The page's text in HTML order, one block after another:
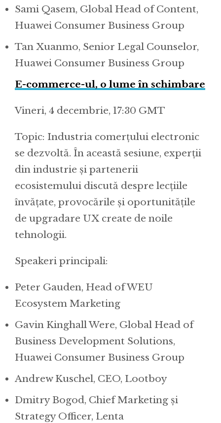
Sami Qasem, Global Head of Content,
Huawei Consumer Business Group
Tan Xuanmo, Senior Legal Counselor,
Huawei Consumer Business Group
E-commerce-ul, o lume în schimbare
Vineri, 4 decembrie, 17:30 GMT
Topic: Industria comerțului electronic
se dezvoltă. În această sesiune, experții
din industrie și partenerii
ecosistemului discută despre lecțiile
învățate, provocările și oportunitățile
de upgradare UX create de noile
tehnologii.
Speakeri principali:
Peter Gauden, Head of WEU
Ecosystem Marketing
Gavin Kinghall Were, Global Head of
Business Development Solutions,
Huawei Consumer Business Group
Andrew Kuschel, CEO, Lootboy
Dmitry Bogod, Chief Marketing și
Strategy Officer, Lenta